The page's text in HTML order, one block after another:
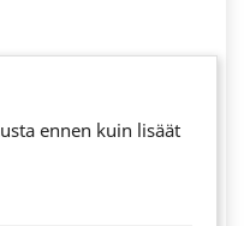
ennen kuin lisäät